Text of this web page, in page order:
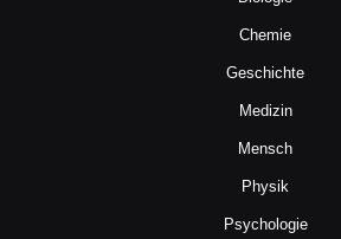
Chemie
Geschichte
Medizin
Mensch
Physik
Psychologie